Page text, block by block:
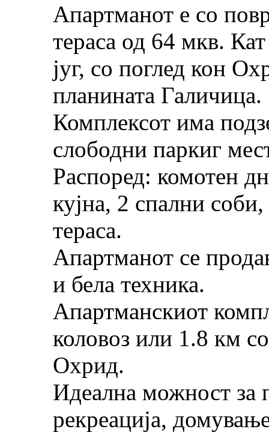
Апартманот е со
тераса од 64 мкв.
југ, со поглед кон
планината Галичица.
Комплексот има
слободни паркиг
Распоред: комотен
кујна, 2 спални
тераса.
Апартманот се
и бела техника.
Апартманскиот
коловоз или 1.8 км
Охрид.
Идеална можност за
рекреација,